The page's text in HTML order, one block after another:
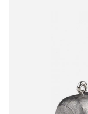
Vanliga frågor